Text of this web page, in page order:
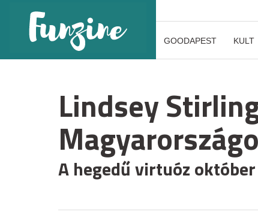
GOODAPEST KULT
Lindsey
A hegedű virtuóz